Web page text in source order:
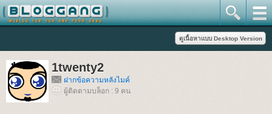
1twenty2
ฝากข้อความหลังไมค์
ผู้ติดตามบล็อก : 9 คน